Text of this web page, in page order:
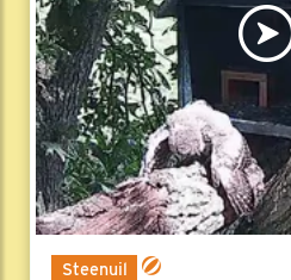
Steenuil